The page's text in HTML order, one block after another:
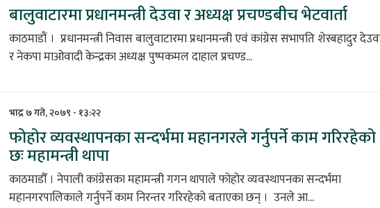
बालुवाटारमा प्रधानमन्त्री देउवा र अध्यक्ष प्रचण्डबीच भेटवार्ता
काठमाडौं । प्रधानमन्त्री निवास बालुवाटारमा प्रधानमन्त्री एवं कांग्रेस सभापति शेरबहादुर
र नेकपा माओवादी केन्द्रका अध्यक्ष पुष्पकमल दाहाल प्रचण्ड...
भाद्र ७ गते, २०७९ - १३:२२
फोहोर व्यवस्थापनका सन्दर्भमा महानगरले गर्नुपर्ने काम गरिरहेको
छः महामन्त्री थापा
काठमाडौँ । नेपाली कांग्रेसका महामन्त्री गगन थापाले फोहोर व्यवस्थापनका सन्दर्भमा
महानगरपालिकाले गर्नुपर्ने काम निरन्तर गरिरहेको बताएका छन् । उनले आ...